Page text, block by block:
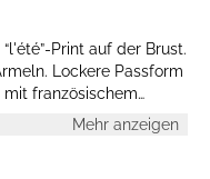
Print auf der Brust.
Lockere Passform
französischem
trägt Größe S.Mehr anzeigen